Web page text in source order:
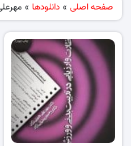
صفحه اصلی » دانلودها »